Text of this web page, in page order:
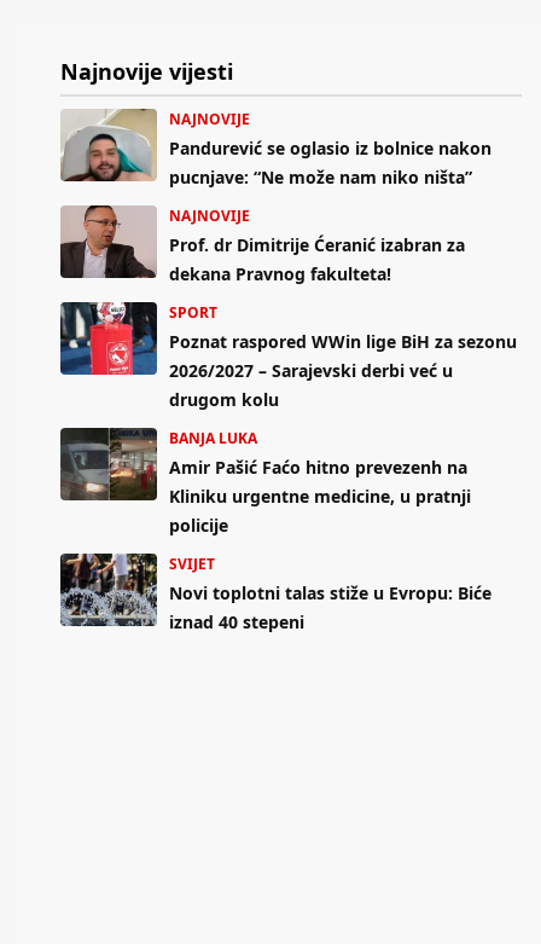
Najnovije vijesti
NAJNOVIJE
Pandurević se oglasio iz bolnice nakon
pucnjave: “Ne može nam niko ništa”
NAJNOVIJE
Prof. dr Dimitrije Ćeranić izabran za
dekana Pravnog fakulteta!
SPORT
Poznat raspored WWin lige BiH za sezonu
2026/2027 – Sarajevski derbi već u
drugom kolu
BANJA LUKA
Amir Pašić Faćo hitno prevezenh na
Kliniku urgentne medicine, u pratnji
policije
SVIJET
Novi toplotni talas stiže u Evropu: Biće
iznad 40 stepeni